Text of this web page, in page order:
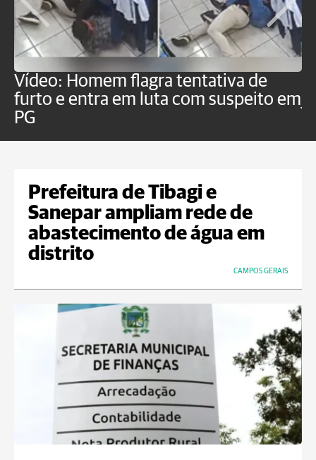
Vídeo: Homem flagra tentativa de
furto e entra em luta com suspeito em
PG
Prefeitura de Tibagi e
Sanepar ampliam rede de
abastecimento de água em
distrito
CAMPOS GERAIS